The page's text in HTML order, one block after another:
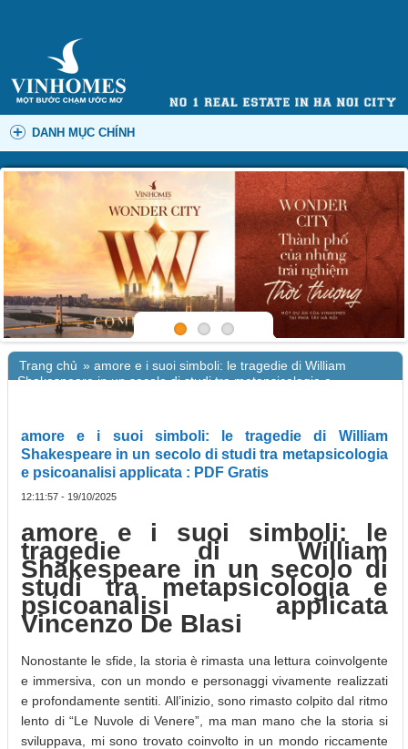
DANH MỤC CHÍNH
Trang chủ » amore e i suoi simboli: le tragedie di William
Shakespeare in un secolo di studi tra metapsicologia e
amore e i suoi simboli: le tragedie di William
Shakespeare in un secolo di studi tra metapsicologia
e psicoanalisi applicata : PDF Gratis
12:11:57 - 19/10/2025
amore e i suoi simboli: le
tragedie di William
Shakespeare in un secolo di
studi tra metapsicologia e
psicoanalisi applicata
Vincenzo De Blasi
Nonostante le sfide, la storia è rimasta una lettura coinvolgente
e immersiva, con un mondo e personaggi vivamente realizzati
e profondamente sentiti. All’inizio, sono rimasto colpito dal ritmo
lento di “Le Nuvole di Venere”, ma man mano che la storia si
sviluppava, mi sono trovato coinvolto in un mondo riccamente